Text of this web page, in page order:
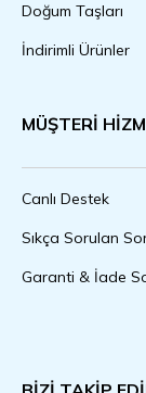
Doğum Taşları
İndirimli Ürünler
MÜŞTERİ
Canlı Destek
Sıkça Sorulan
Garanti & İade